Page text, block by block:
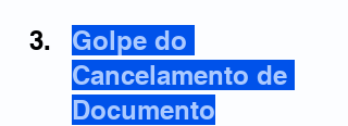
Golpe do
Cancelamento de
Documento